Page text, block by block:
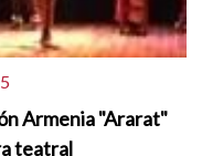
Armenia "Ararat"
teatral